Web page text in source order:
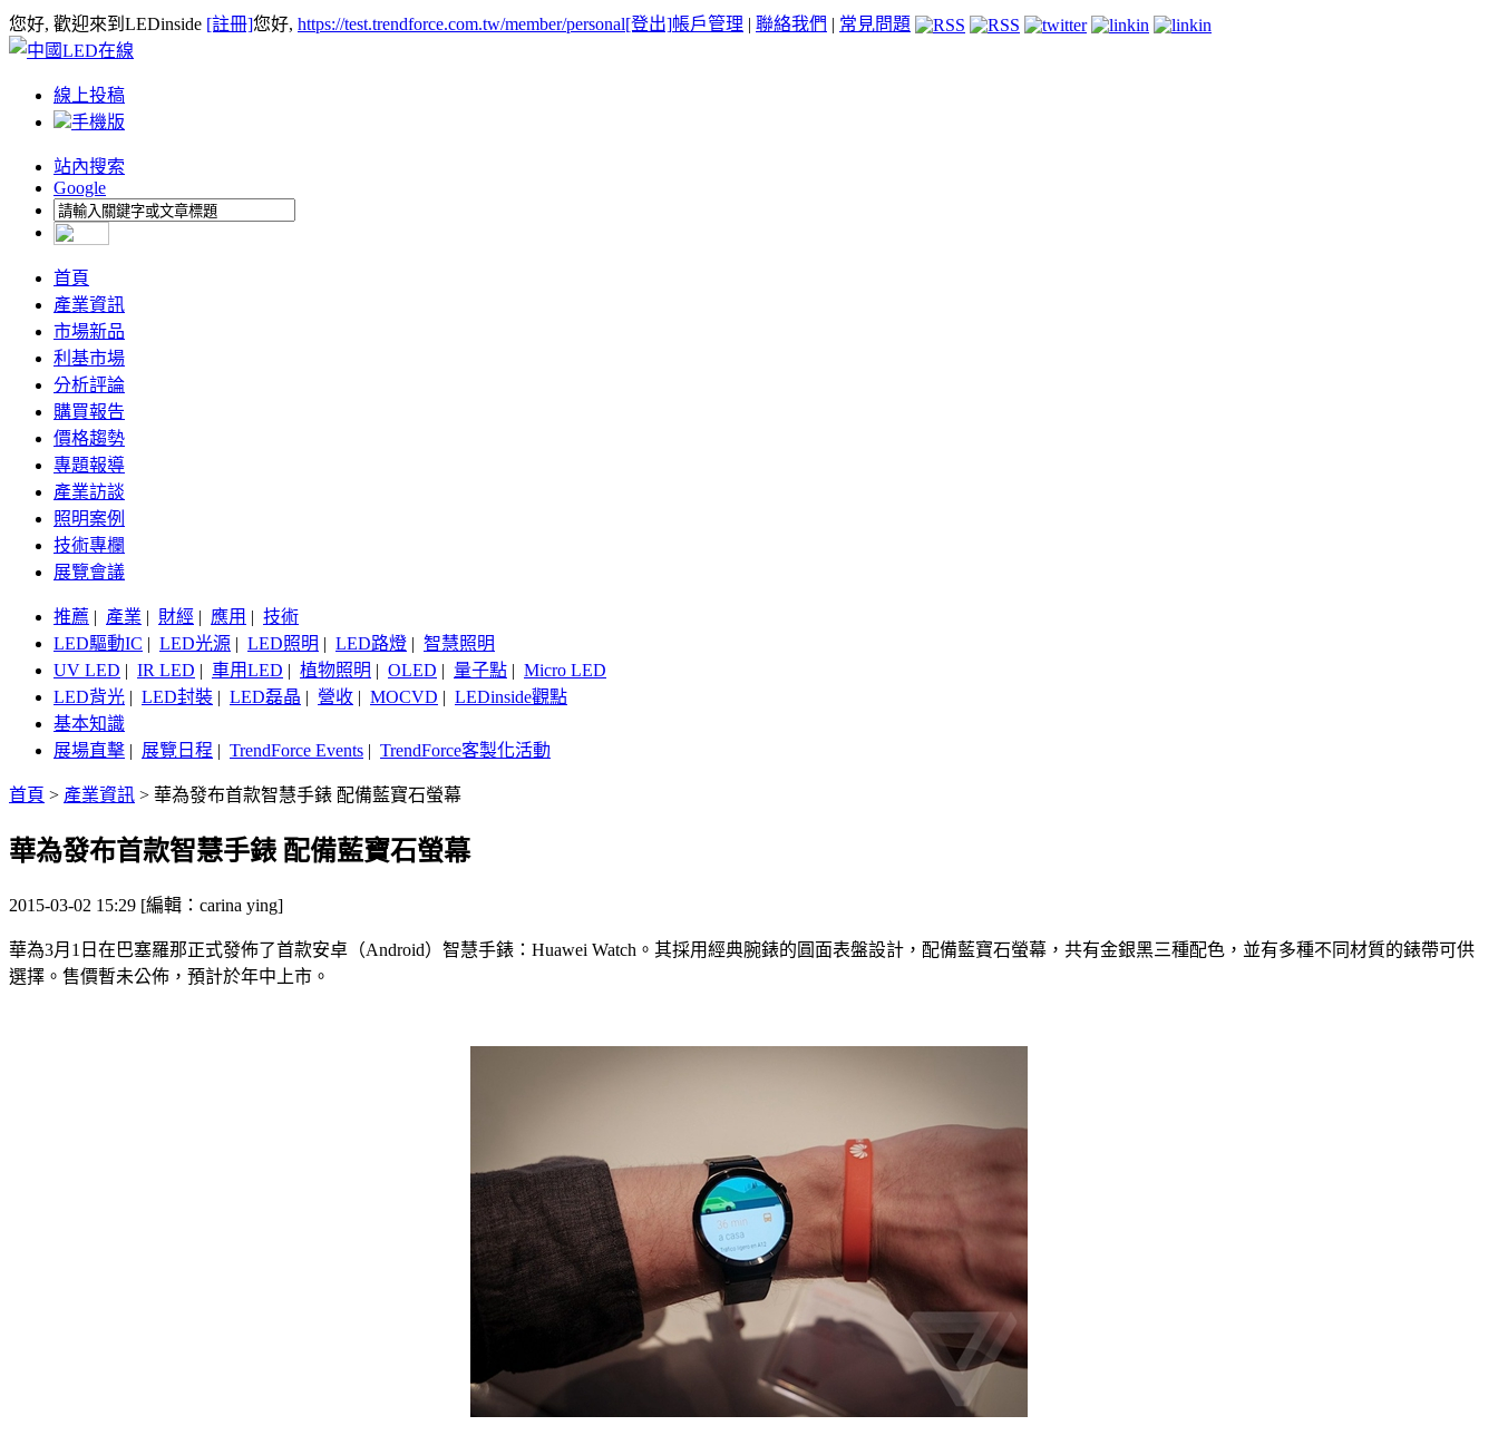
您好, 歡迎來到LEDinside [註冊]您好, https://test.trendforce.com.tw/member/personal[登出]帳戶管理 | 聯絡我們 | 常見問題
線上投稿
手機版
站內搜索
Google
首頁
產業資訊
市場新品
利基市場
分析評論
購買報告
價格趨勢
專題報導
產業訪談
照明案例
技術專欄
展覽會議
推薦 | 產業 | 財經 | 應用 | 技術
LED驅動IC | LED光源 | LED照明 | LED路燈 | 智慧照明
UV LED | IR LED | 車用LED | 植物照明 | OLED | 量子點 | Micro LED
LED背光 | LED封裝 | LED磊晶 | 營收 | MOCVD | LEDinside觀點
基本知識
展場直擊 | 展覽日程 | TrendForce Events | TrendForce客製化活動
首頁 > 產業資訊 > 華為發布首款智慧手錶 配備藍寶石螢幕
華為發布首款智慧手錶 配備藍寶石螢幕
2015-03-02 15:29 [編輯：carina ying]
華為3月1日在巴塞羅那正式發佈了首款安卓（Android）智慧手錶：Huawei Watch。其採用經典腕錶的圓面表盤設計，配備藍寶石螢幕，共有金銀黑三種配色，並有多種不同材質的錶帶可供
選擇。售價暫未公佈，預計於年中上市。